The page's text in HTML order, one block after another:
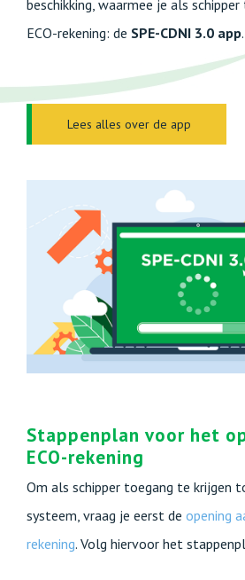
beschikking, waarmee je als
ECO-rekening: de SPE-CDNI 3.0 app.
Lees alles over de app
Stappenplan voor het
ECO-rekening
Om als schipper toegang te krijgen
systeem, vraag je eerst de opening
rekening. Volg hiervoor het